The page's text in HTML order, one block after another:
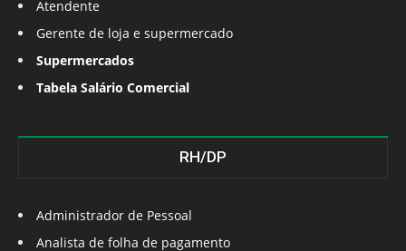
Atendente
Gerente de loja e supermercado
Supermercados
Tabela Salário Comercial
RH/DP
Administrador de Pessoal
Analista de folha de pagamento